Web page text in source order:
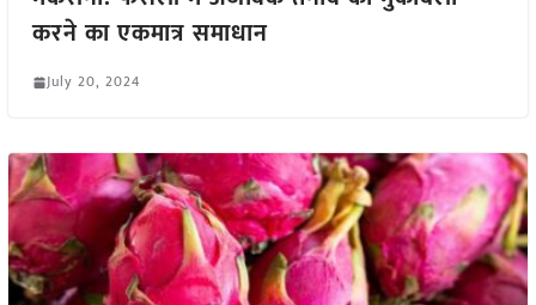
करने का एकमात्र समाधान
July 20, 2024